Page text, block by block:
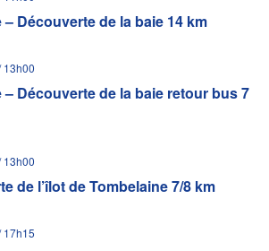
– Découverte de la baie 14 km
– Découverte de la baie retour bus 7
13h00
de l’îlot de Tombelaine 7/8 km
13h00
17h15